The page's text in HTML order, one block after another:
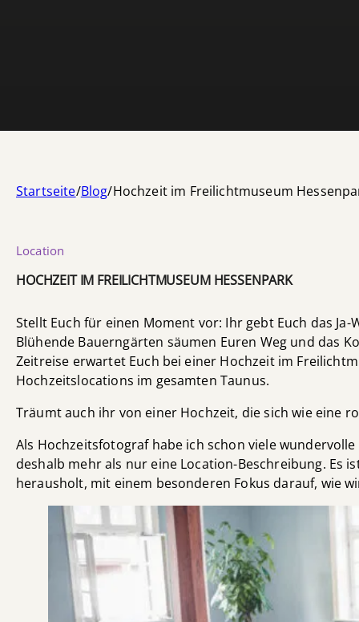
Startseite/Blog/Hochzeit im Freilichtmuseum
HOCHZEIT IM FREILICHTMUSEUM HESSENPARK
Location
Stellt Euch für einen Moment vor: Ihr gebt Euch das
Blühende Bauerngärten säumen Euren Weg und das
Zeitreise erwartet Euch bei einer Hochzeit im
Hochzeitslocations im gesamten Taunus.
Träumt auch ihr von einer Hochzeit, die sich wie eine
Als Hochzeitsfotograf habe ich schon viele
deshalb mehr als nur eine Location-Beschreibung. Es
herausholt, mit einem besonderen Fokus darauf, wie